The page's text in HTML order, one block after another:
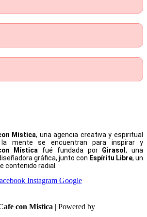
Mística, una agencia creativa y espiritual
mente se encuentran para inspirar y
Mística fué fundada por Girasol, una
gráfica, junto con Espíritu Libre, un
contenido radial.
Instagram Google
con Mistica | Powered by